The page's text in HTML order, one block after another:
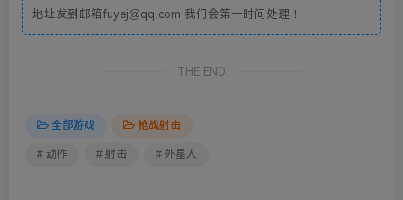
地址发到邮箱fuyej@qq.com 我们会第一时间处理！
THE END
全部游戏 枪战射击
# 动作 # 射击 # 外星人